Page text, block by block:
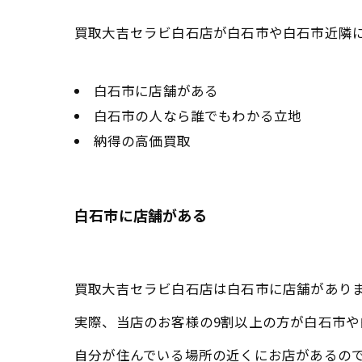
買取大吉セラビ白石店が白石市や白石市近
白石市に店舗がある
白石市の人なら誰でもわかる立地
納得の高価買取
白石市に店舗がある
買取大吉セラビ白石店は白石市に店舗があり
実際、当店のお客様の9割以上の方が白石市
自分が住んでいる場所の近くにお店があるの